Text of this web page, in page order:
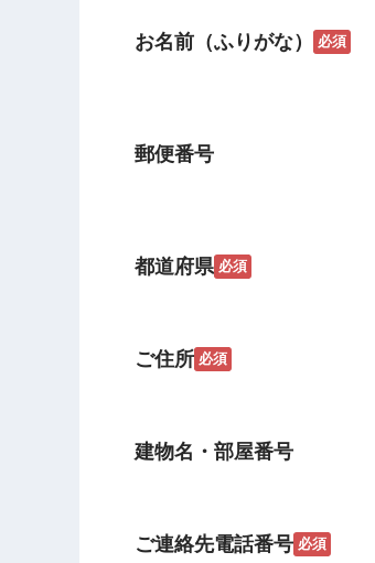
お名前（ふりがな） 必須
郵便番号
都道府県 必須
ご住所 必須
建物名・部屋番号
ご連絡先電話番号 必須